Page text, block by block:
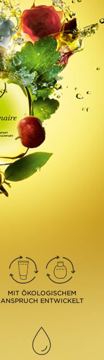
MIT ÖKOLOGISCHEM
ANSPRUCH ENTWICKELT